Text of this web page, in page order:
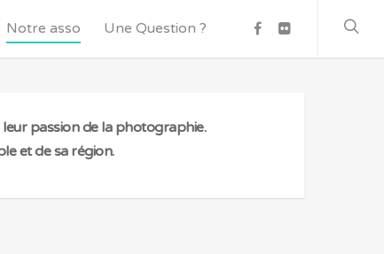
Notre asso Une Question ?
passion de la photographie.
et de sa région.